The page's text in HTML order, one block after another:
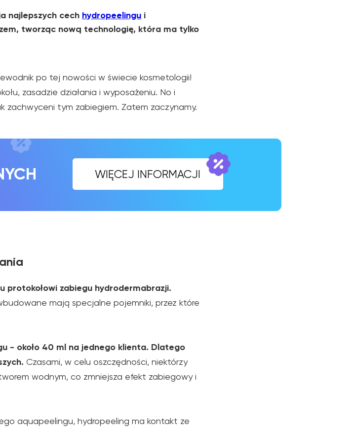
najlepszych cech hydropeelingu i
tworząc nową technologię, która ma tylko
po tej nowości w świecie kosmetologii!
zasadzie działania i wyposażeniu. No i
zachwyceni tym zabiegiem. Zatem zaczynamy.
WIĘCEJ INFORMACJI
protokołowi zabiegu hydrodermabrazji.
mają specjalne pojemniki, przez które
- około 40 ml na jednego klienta. Dlatego
Czasami, w celu oszczędności, niektórzy
wodnym, co zmniejsza efekt zabiegowy i
aquapeelingu, hydropeeling ma kontakt ze